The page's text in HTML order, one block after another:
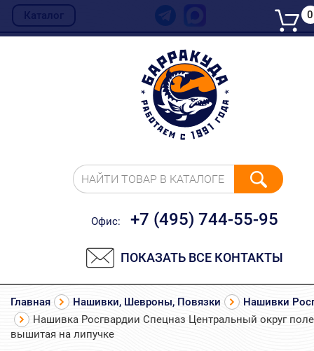
Каталог
НАЙТИ ТОВАР В КАТАЛОГЕ
Офис: +7 (495) 744-55-95
ПОКАЗАТЬ ВСЕ КОНТАКТЫ
0
Главная Нашивки, Шевроны, Повязки
Нашивки
Нашивка Росгвардии Спецназ Центральный округ
вышитая на липучке